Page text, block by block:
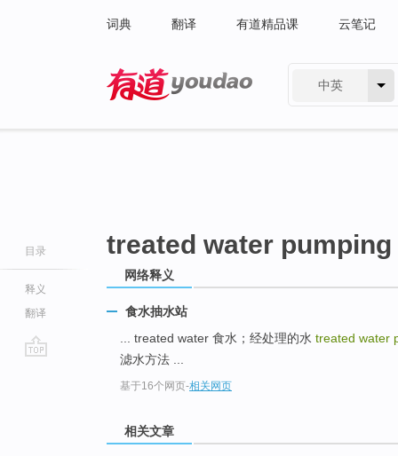
词典 翻译 有道精品课 云笔记
中英
目录
释义
翻译
treated water
网络释义
食水抽水站
... treated water 食水；经处理的水 treated water
滤水方法 ...
基于16个网页-相关网页
相关文章